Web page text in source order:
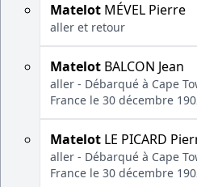
Matelot MÉVEL Pierre
aller et retour
Matelot BALCON Jean
aller - Débarqué à Cape
France le 30 décembre
Matelot LE PICARD
aller - Débarqué à Cape
France le 30 décembre